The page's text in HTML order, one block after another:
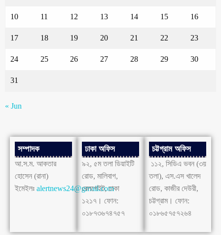
10 11 12 13 14 15 16
17 18 19 20 21 22 23
24 25 26 27 28 29 30
31
« Jun
সম্পাদক
আ.স.ম. আকতার
হোসেন (রানা)
ইমেইলঃ alertnews24@gmail.com
ঢাকা অফিস
৯২, ৫ম তলা ডিয়াইটি
রোড, মালিবাগ,
রেলগেইট, ঢাকা
১২১৭। ফোন:
০১৮৭৩৬৭৪৭৫৭
চট্টগ্রাম অফিস
১১২, সিডিএ ভবন (৩য়
তলা), এস.এস খালেদ
রোড, কাজীর দেউরী,
চট্টগ্রাম। ফোন:
০১৮৬৫৭৫৭২৬৪